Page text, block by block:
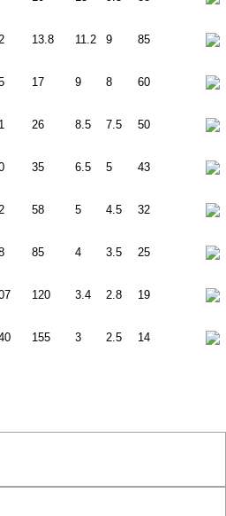
13.8 11.2 9 85
17 9 8 60
26 8.5 7.5 50
35 6.5 5 43
58 5 4.5 32
85 4 3.5 25
120 3.4 2.8 19
155 3 2.5 14